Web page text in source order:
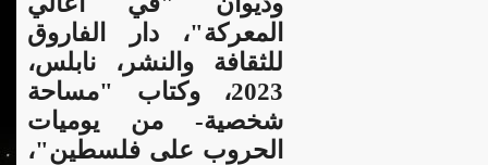
المعركة"، دار الفاروق
للثقافة والنشر، نابلس،
2023، وكتاب "مساحة
شخصية- من يوميات
الحروب على فلسطين"،